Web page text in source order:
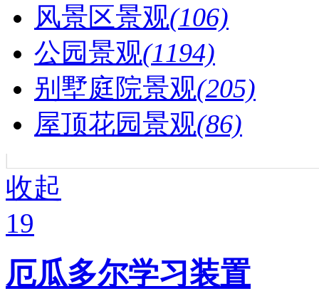
风景区景观(106)
公园景观(1194)
别墅庭院景观(205)
屋顶花园景观(86)
收起
19
厄瓜多尔学习装置